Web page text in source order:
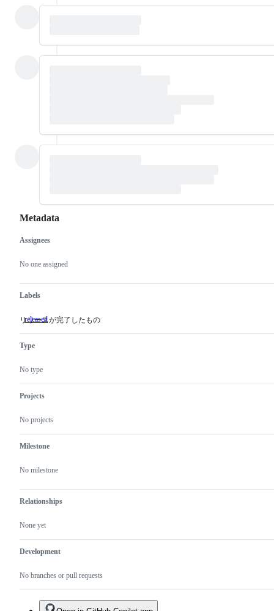
Metadata
Metadata
Assignees
No one assigned
Labels
released リ
了
の
リリースが完了したもの
Type
No type
Projects
No projects
Milestone
No milestone
Relationships
None yet
Development
No branches or pull requests
Issue
actions